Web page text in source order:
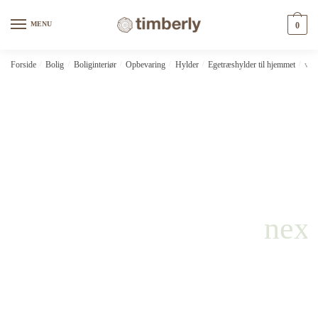
MENU 0
Forside Bolig Boliginteriør Opbevaring Hylder Egetræshylder til hjemmet